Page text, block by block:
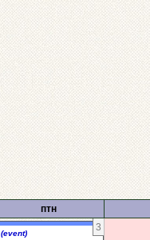
птн
3
(event)